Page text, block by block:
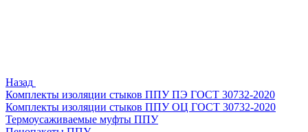
Назад
Комплекты изоляции стыков ППУ ПЭ ГОСТ 30732-2020
Комплекты изоляции стыков ППУ ОЦ ГОСТ 30732-2020
Термоусаживаемые муфты ППУ